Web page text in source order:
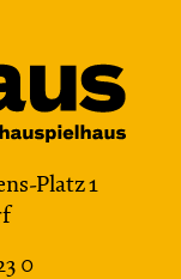
Platz 1
0